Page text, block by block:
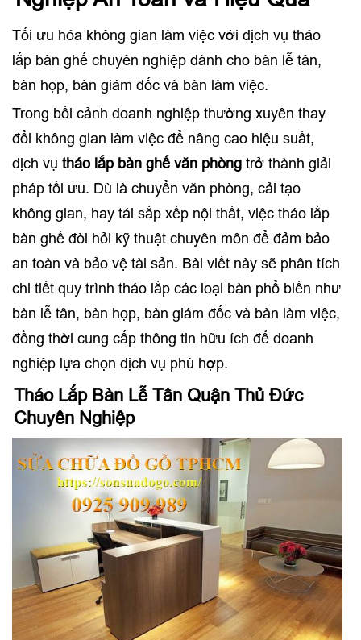
Tối ưu hóa không gian làm việc với dịch vụ tháo
lắp bàn ghế chuyên nghiệp dành cho bàn lễ tân,
bàn họp, bàn giám đốc và bàn làm việc.
Trong bối cảnh doanh nghiệp thường xuyên thay
đổi không gian làm việc để nâng cao hiệu suất,
dịch vụ tháo lắp bàn ghế văn phòng trở thành giải
pháp tối ưu. Dù là chuyển văn phòng, cải tạo
không gian, hay tái sắp xếp nội thất, việc tháo lắp
bàn ghế đòi hỏi kỹ thuật chuyên môn để đảm bảo
an toàn và bảo vệ tài sản. Bài viết này sẽ phân tích
chi tiết quy trình tháo lắp các loại bàn phổ biến như
bàn lễ tân, bàn họp, bàn giám đốc và bàn làm việc,
đồng thời cung cấp thông tin hữu ích để doanh
nghiệp lựa chọn dịch vụ phù hợp.
Tháo Lắp Bàn Lễ Tân Quận Thủ Đức
Chuyên Nghiệp